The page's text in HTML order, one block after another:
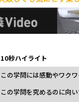
l
a
10秒ハイライト
この学問には感動やワク
この学問を究めるのに向